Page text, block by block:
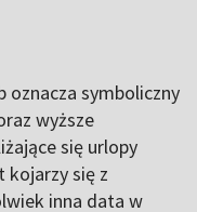
oznacza symboliczny
wyższe
się urlopy
kojarzy się z
inna data w